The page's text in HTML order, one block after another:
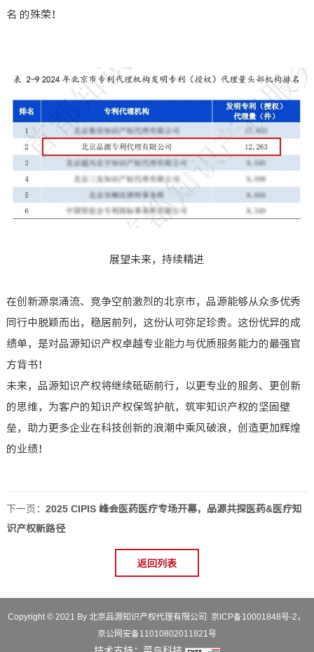
名 的殊荣！
展望未来，持续精进
在创新源泉涌流、竞争空前激烈的北京市，品源能够从众多优秀
同行中脱颖而出，稳居前列，这份认可弥足珍贵。这份优异的成
绩单，是对品源知识产权卓越专业能力与优质服务能力的最强官
方背书！
未来，品源知识产权将继续砥砺前行，以更专业的服务、更创新
的思维，为客户的知识产权保驾护航，筑牢知识产权的坚固壁
垒，助力更多企业在科技创新的浪潮中乘风破浪，创造更加辉煌
的业绩！
下一页： 2025 CIPIS 峰会医药医疗专场开幕，品源共探医药&医疗知
识产权新路径
返回列表
Copyright © 2021 By 北京品源知识产权代理有限公司 京ICP备10001848号-2 ，
京公网安备11010802011821号